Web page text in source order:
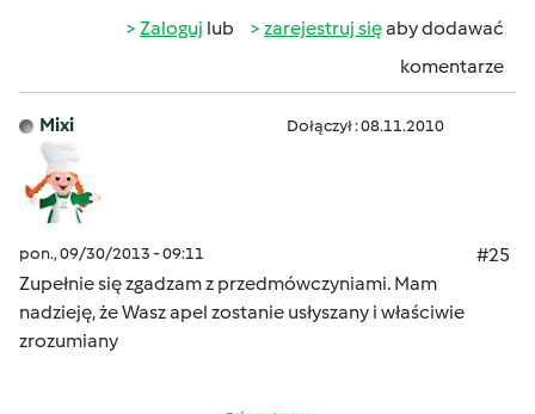
Zaloguj lub zarejestruj sięaby dodawać
komentarze
Mixi Dołączył : 08.11.2010
pon., 09/30/2013 - 09:11
#25
Zupełnie się zgadzam z przedmówczyniami. Mam
nadzieję, że Wasz apel zostanie usłyszany i właściwie
zrozumiany